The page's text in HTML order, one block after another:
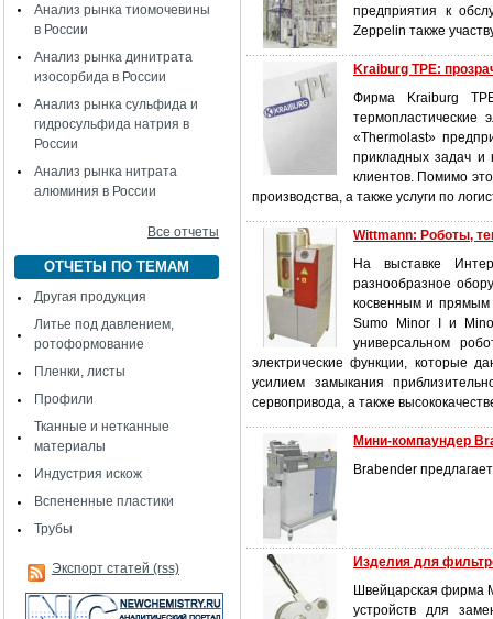
Анализ рынка тиомочевины
в России
Анализ рынка динитрата
изосорбида в России
Анализ рынка сульфида и
гидросульфида натрия в
России
Анализ рынка нитрата
алюминия в России
Все отчеты
ОТЧЕТЫ ПО ТЕМАМ
Другая продукция
Литье под давлением,
ротоформование
Пленки, листы
Профили
Тканные и нетканные
материалы
Индустрия искож
Вспененные пластики
Трубы
Экспорт статей (rss)
предприятия к
Zeppelin также
Kraiburg TPE:
Фирма Kraiburg
термопластические
«Thermolast»
прикладных задач и
клиентов. Помимо
производства, а также услуги по
Wittmann: Роботы,
На выставке
разнообразное
косвенным и прямым
Sumo Minor I и
универсальном
электрические функции, которые
усилием замыкания
сервопривода, а также
Мини-компаундер
Brabender
Изделия для
Швейцарская фирма
устройств для